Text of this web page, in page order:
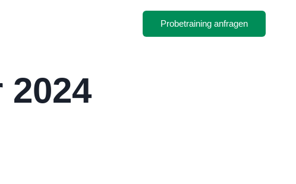
Probetraining anfragen